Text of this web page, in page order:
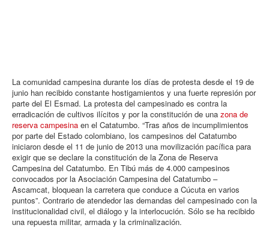
La comunidad campesina durante los días de protesta desde el 19 de
junio han recibido constante hostigamientos y una fuerte represión por
parte del El Esmad. La protesta del campesinado es contra la
erradicación de cultivos ilícitos y por la constitución de una zona de
reserva campesina en el Catatumbo. “Tras años de incumplimientos
por parte del Estado colombiano, los campesinos del Catatumbo
iniciaron desde el 11 de junio de 2013 una movilización pacífica para
exigir que se declare la constitución de la Zona de Reserva
Campesina del Catatumbo. En Tibú más de 4.000 campesinos
convocados por la Asociación Campesina del Catatumbo –
Ascamcat, bloquean la carretera que conduce a Cúcuta en varios
puntos”. Contrario de atendedor las demandas del campesinado con la
institucionalidad civil, el diálogo y la interlocución. Sólo se ha recibido
una repuesta militar, armada y la criminalización.